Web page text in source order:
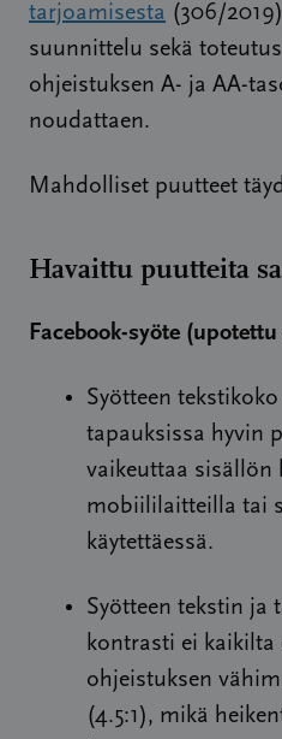
tarjoamisesta (306/
suunnittelu sekä
ohjeistuksen A- ja AA-
noudattaen.
Mahdolliset puutteet
Havaittu puutteita
Facebook-syöte
Syötteen
tapauksissa hyvin
vaikeuttaa sisällön
mobiililaitteilla tai
käytettäessä.
Syötteen tekstin ja
kontrasti ei kaikilta
ohjeistuksen
(4.5:1), mikä